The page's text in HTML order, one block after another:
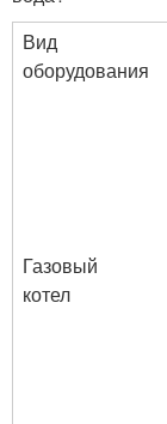
Вид
оборудования
Газовый
котел